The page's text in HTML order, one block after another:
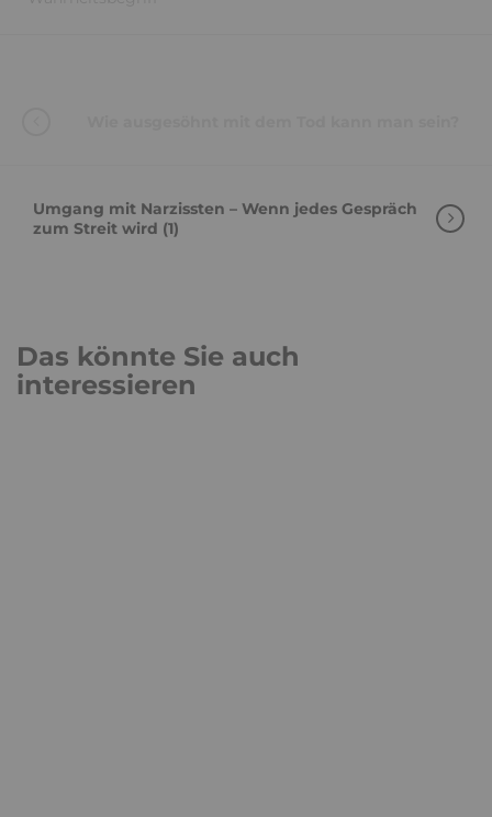
Umgang mit Narzissten – Wenn jedes Gespräch
zum Streit wird (1)
Das könnte Sie auch
interessieren